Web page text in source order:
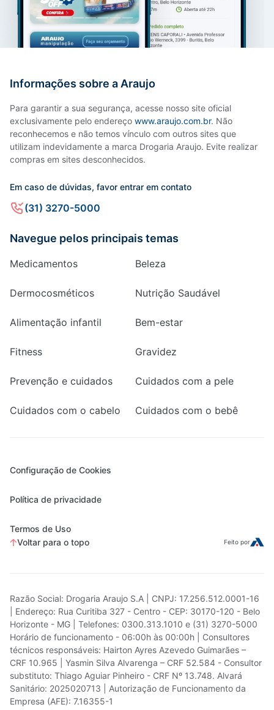
Informações sobre a Araujo
Para garantir a sua segurança, acesse nosso site oficial
exclusivamente pelo endereço www.araujo.com.br. Não
reconhecemos e não temos vínculo com outros sites que
utilizam indevidamente a marca Drogaria Araujo. Evite realizar
compras em sites desconhecidos.
Em caso de dúvidas, favor entrar em contato
(31) 3270-5000
Navegue pelos principais temas
Medicamentos Beleza
Dermocosméticos Nutrição Saudável
Alimentação infantil Bem-estar
Fitness Gravidez
Prevenção e cuidados Cuidados com a pele
Cuidados com o cabelo Cuidados com o bebê
Configuração de Cookies
Política de privacidade
Termos de Uso
Voltar para o topo
Feito por
Razão Social: Drogaria Araujo S.A | CNPJ: 17.256.512.0001-16
| Endereço: Rua Curitiba 327 - Centro - CEP: 30170-120 - Belo
Horizonte - MG | Telefones: 0300.313.1010 e (31) 3270-5000
Horário de funcionamento - 06:00h às 00:00h | Consultores
técnicos responsáveis: Hairton Ayres Azevedo Guimarães –
CRF 10.965 | Yasmin Silva Alvarenga – CRF 52.584 - Consultor
substituto: Thiago Aguiar Pinheiro - CRF Nº 13.748. Alvará
Sanitário: 2025020713 | Autorização de Funcionamento da
Empresa (AFE): 7.16355-1